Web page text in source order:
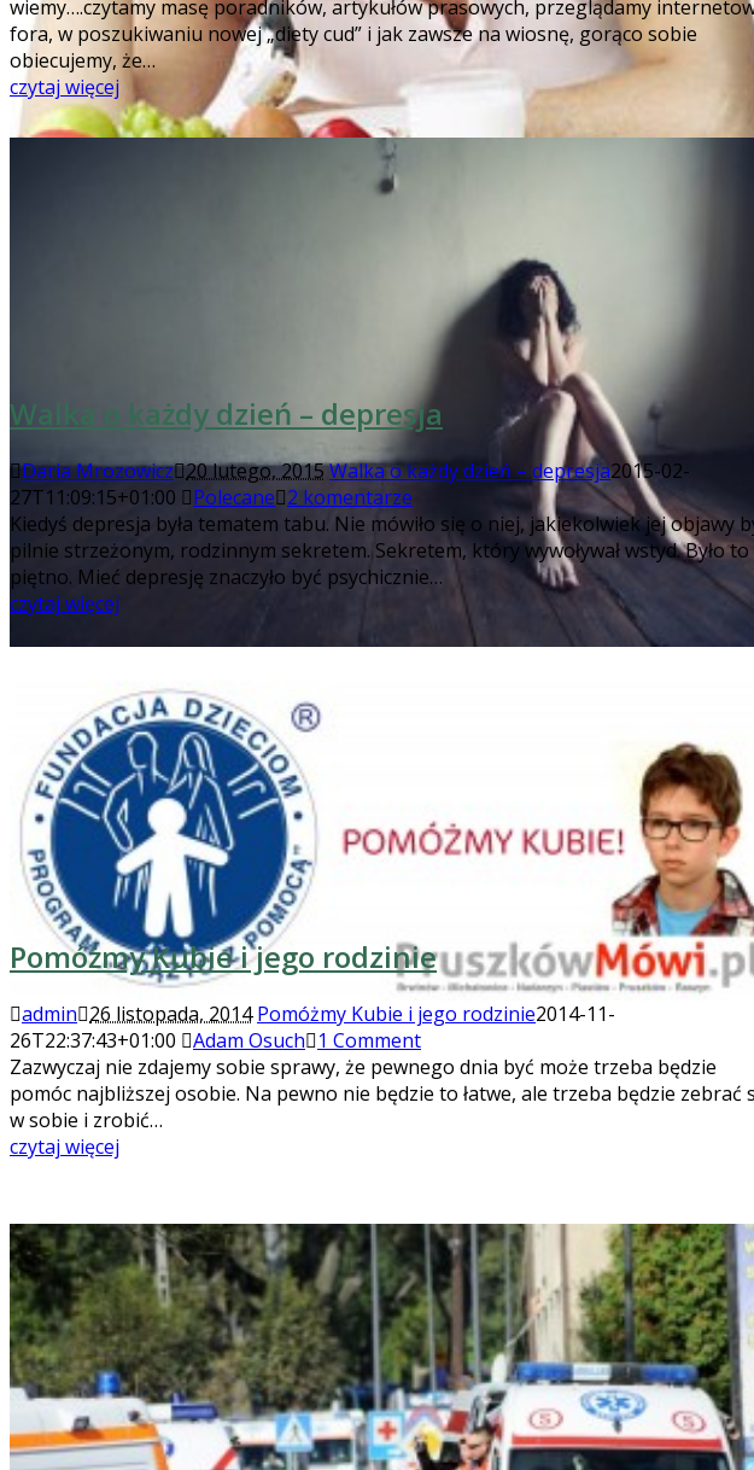
wiemy….czytamy masę poradników, artykułów prasowych, przeglądamy
fora, w poszukiwaniu nowej „diety cud” i jak zawsze na wiosnę, gorąco sobie
obiecujemy, że…
czytaj więcej
Walka o każdy dzień – depresja
Daria Mrozowicz 20 lutego, 2015Walka o każdy dzień – depresja2015-02-
27T11:09:15+01:00
Polecane 2 komentarze
Kiedyś depresja była tematem tabu. Nie mówiło się o niej, jakiekolwiek jej objawy
pilnie strzeżonym, rodzinnym sekretem. Sekretem, który wywoływał wstyd. Było to
piętno. Mieć depresję znaczyło być psychicznie…
czytaj więcej
Pomóżmy Kubie i jego rodzinie
admin 26 listopada, 2014 Pomóżmy Kubie i jego rodzinie2014-11-
26T22:37:43+01:00
Adam Osuch 1 Comment
Zazwyczaj nie zdajemy sobie sprawy, że pewnego dnia być może trzeba będzie
pomóc najbliższej osobie. Na pewno nie będzie to łatwe, ale trzeba będzie zebrać
w sobie i zrobić…
czytaj więcej